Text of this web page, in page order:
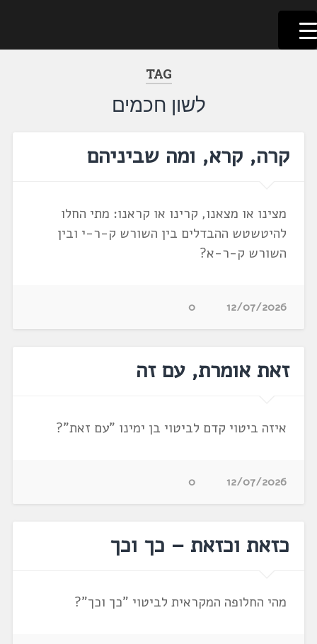
דלג
לתוכן
לשוניאדה
עברית. לשון. שפה
TAG
לשון חכמים
קרה, קרא, ומה שביניהם
מצינו או מצאנו, קרינו או קראנו: מתי החלו
להיטשטש ההבדלים בין השורש ק-ר-י ובין
השורש ק-ר-א?
12/07/2026
0
זאת אומרת, עם זה
איזה ביטוי קדם לביטוי בן ימינו "עם זאת"?
12/07/2026
0
כזאת וכזאת – כך וכך
מהי החלופה המקראית לביטוי "כך וכך"?